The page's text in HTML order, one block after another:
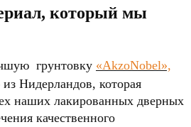
который мы
грунтовку «AkzoNobel»,
Нидерландов, которая
наших лакированных дверных
качественного